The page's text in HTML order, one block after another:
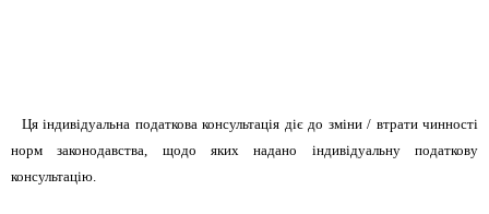
Ця індивідуальна податкова консультація діє до зміни / втрати чинності
норм законодавства, щодо яких надано індивідуальну податкову
консультацію.